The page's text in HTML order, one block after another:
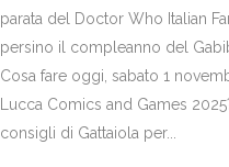
parata del Doctor Who Italian
persino il compleanno del
Cosa fare oggi, sabato 1
Lucca Comics and Games
consigli di Gattaiola per...